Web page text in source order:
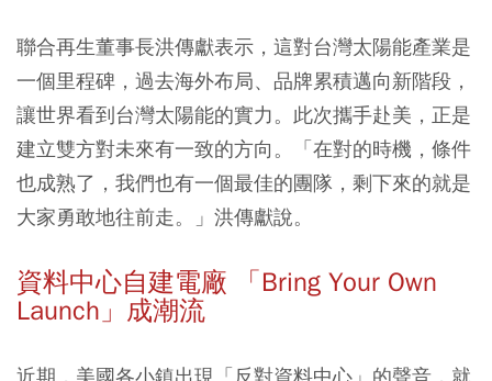
聯合再生董事長洪傳獻表示，這對台灣太陽能產業是
一個里程碑，過去海外布局、品牌累積邁向新階段，
讓世界看到台灣太陽能的實力。此次攜手赴美，正是
建立雙方對未來有一致的方向。「在對的時機，條件
也成熟了，我們也有一個最佳的團隊，剩下來的就是
大家勇敢地往前走。」洪傳獻說。
資料中心自建電廠 「Bring Your Own
Launch」成潮流
近期，美國各小鎮出現「反對資料中心」的聲音，就